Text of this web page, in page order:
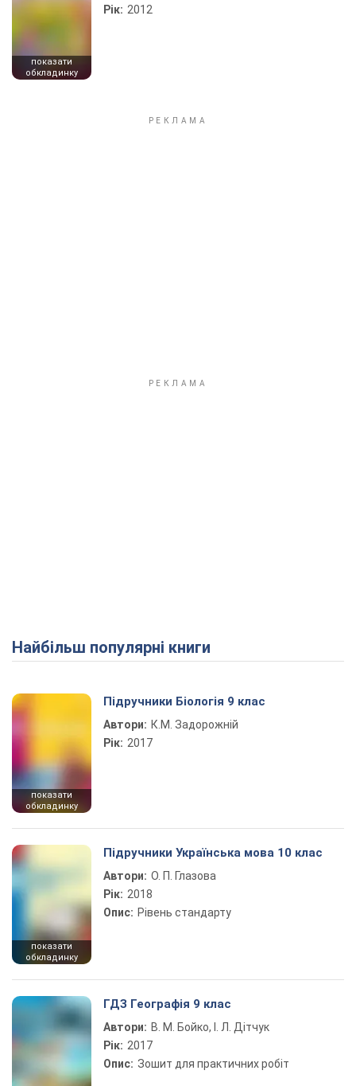
показати
обкладинку
Рік: 2012
Найбільш популярні книги
показати
обкладинку
Підручники Біологія 9 клас
Автори: К.М. Задорожній
Рік: 2017
показати
обкладинку
Підручники Українська мова 10 клас
Автори: О. П. Глазова
Рік: 2018
Опис: Рівень стандарту
ГДЗ Географія 9 клас
Автори: В. М. Бойко, І. Л. Дітчук
Рік: 2017
Опис: Зошит для практичних робіт